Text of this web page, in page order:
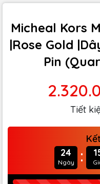
Micheal Kors
|Rose Gold
Pin
Tiết
24
Ngày :